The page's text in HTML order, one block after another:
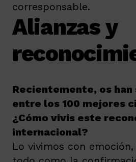
corresponsable.
Alianzas y
Recientemente, os
entre los 100 mejores
¿Cómo vivís este
internacional?
Lo vivimos con